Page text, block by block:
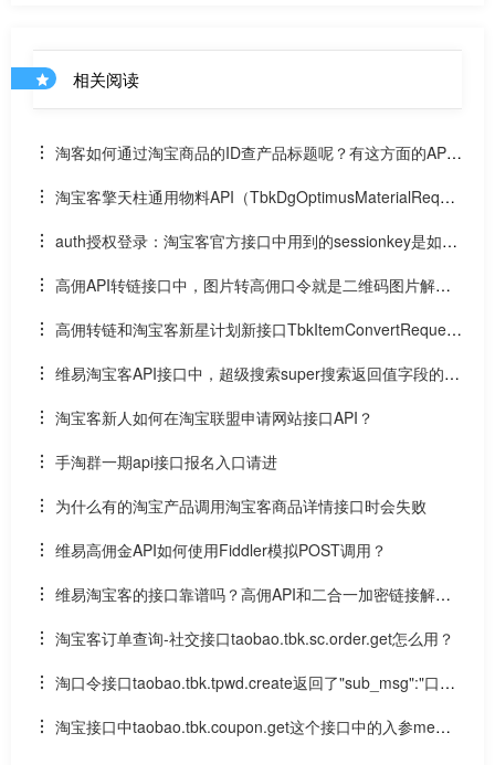
相关阅读
淘客如何通过淘宝商品的ID查产品标题呢？有这方面的API
吗？淘宝客擎天柱通用物料API（TbkDgOptimusMaterialReque
st）的material_id官方物料ID是什么参数？
auth授权登录：淘宝客官方接口中用到的sessionkey是如何
获取的？
高佣API转链接口中，图片转高佣口令就是二维码图片解码
后转成您的淘口令
高佣转链和淘宝客新星计划新接口TbkItemConvertRequest
有什么区别？
维易淘宝客API接口中，超级搜索super搜索返回值字段的含
义 淘宝客新人如何在淘宝联盟申请网站接口API？
手淘群一期api接口报名入口请进
为什么有的淘宝产品调用淘宝客商品详情接口时会失败
维易高佣金API如何使用Fiddler模拟POST调用？
维易淘宝客的接口靠谱吗？高佣API和二合一加密链接解
密、无券商品转链接口好用不？
淘宝客订单查询-社交接口taobao.tbk.sc.order.get怎么用？
淘口令接口taobao.tbk.tpwd.create返回了"sub_msg":"口令
跳转url不支持口令转换"
淘宝接口中taobao.tbk.coupon.get这个接口中的入参me参